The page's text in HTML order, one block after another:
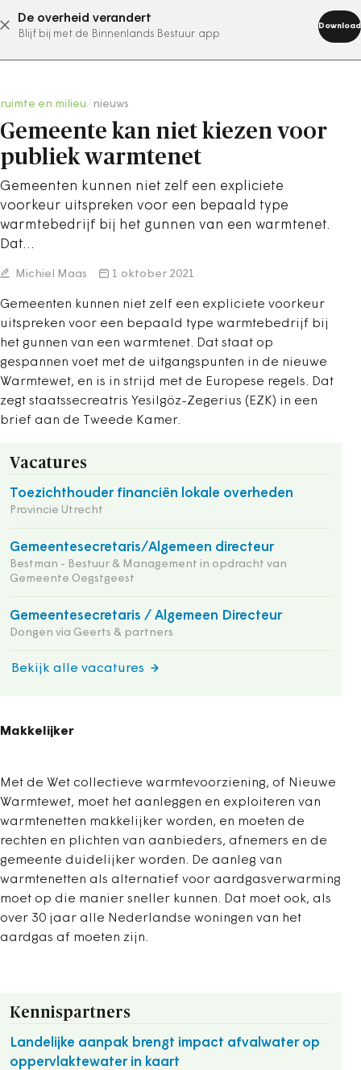
De overheid verandert
Blijf bij met de Binnenlands Bestuur app
Download
abonneer nu
ruimte en milieu nieuws
Gemeente kan niet kiezen voor
publiek warmtenet
Gemeenten kunnen niet zelf een expliciete
voorkeur uitspreken voor een bepaald type
warmtebedrijf bij het gunnen van een warmtenet.
Dat…
Michiel Maas 1 oktober 2021
Gemeenten kunnen niet zelf een expliciete voorkeur
uitspreken voor een bepaald type warmtebedrijf bij
het gunnen van een warmtenet. Dat staat op
gespannen voet met de uitgangspunten in de nieuwe
Warmtewet, en is in strijd met de Europese regels. Dat
zegt staatssecreatris Yesilgöz-Zegerius (EZK) in een
brief aan de Tweede Kamer.
Vacatures
Toezichthouder financiën lokale overheden
Provincie Utrecht
Gemeentesecretaris/Algemeen directeur
Bestman - Bestuur & Management in opdracht van
Gemeente Oegstgeest
Gemeentesecretaris / Algemeen Directeur
Dongen via Geerts & partners
Bekijk alle vacatures
Makkelijker
Met de Wet collectieve warmtevoorziening, of Nieuwe
Warmtewet, moet het aanleggen en exploiteren van
warmtenetten makkelijker worden, en moeten de
rechten en plichten van aanbieders, afnemers en de
gemeente duidelijker worden. De aanleg van
warmtenetten als alternatief voor aardgasverwarming
moet op die manier sneller kunnen. Dat moet ook, als
over 30 jaar alle Nederlandse woningen van het
aardgas af moeten zijn.
Kennispartners
Landelijke aanpak brengt impact afvalwater op
oppervlaktewater in kaart